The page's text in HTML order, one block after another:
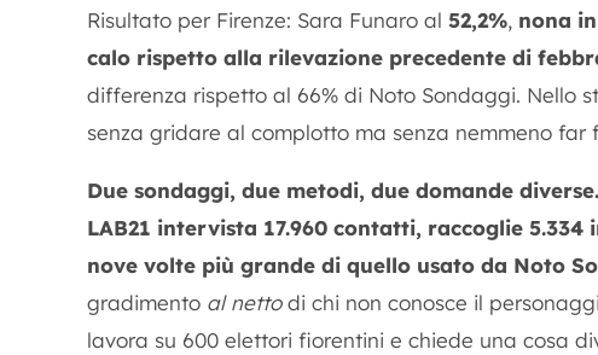
Risultato per Firenze: Sara Funaro al 52,2%, nona
calo rispetto alla rilevazione precedente di
differenza rispetto al 66% di Noto Sondaggi. Nello
senza gridare al complotto ma senza nemmeno far
Due sondaggi, due metodi, due domande diverse.
LAB21 intervista 17.960 contatti, raccoglie
nove volte più grande di quello usato da Noto
gradimento al nettodi chi non conosce il
lavora su 600 elettori fiorentini e chiede una cosa